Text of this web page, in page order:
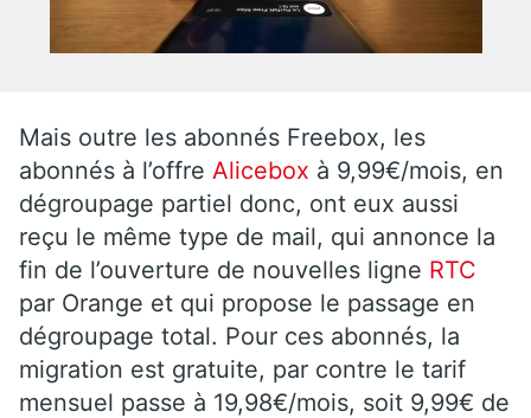
Mais outre les abonnés Freebox, les
abonnés à l’offre Alicebox à 9,99€/mois, en
dégroupage partiel donc, ont eux aussi
reçu le même type de mail, qui annonce la
fin de l’ouverture de nouvelles ligne RTC
par Orange et qui propose le passage en
dégroupage total. Pour ces abonnés, la
migration est gratuite, par contre le tarif
mensuel passe à 19,98€/mois, soit 9,99€ de